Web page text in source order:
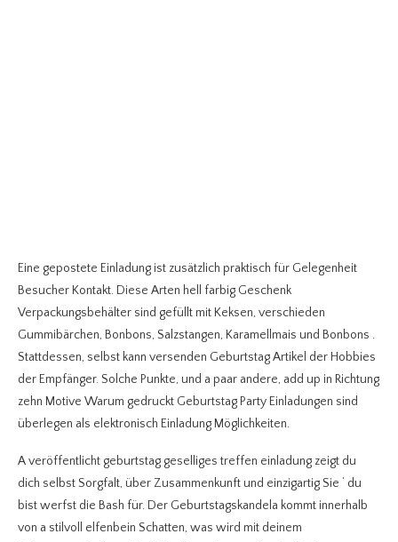
Eine gepostete Einladung ist zusätzlich praktisch für Gelegenheit
Besucher Kontakt. Diese Arten hell farbig Geschenk
Verpackungsbehälter sind gefüllt mit Keksen, verschieden
Gummibärchen, Bonbons, Salzstangen, Karamellmais und Bonbons .
Stattdessen, selbst kann versenden Geburtstag Artikel der Hobbies
der Empfänger. Solche Punkte, und a paar andere, add up in Richtung
zehn Motive Warum gedruckt Geburtstag Party Einladungen sind
überlegen als elektronisch Einladung Möglichkeiten.
A veröffentlicht geburtstag geselliges treffen einladung zeigt du
dich selbst Sorgfalt, über Zusammenkunft und einzigartig Sie ‘ du
bist werfst die Bash für. Der Geburtstagskandela kommt innerhalb
von a stilvoll elfenbein Schatten, was wird mit deinem